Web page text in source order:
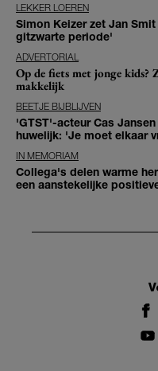
LEKKER LOEREN
Simon Keizer zet Jan
gitzwarte periode'
ADVERTORIAL
Op de fiets met jonge kids?
makkelijk
BEETJE BIJBLIJVEN
'GTST'-acteur Cas
huwelijk: 'Je moet elkaar
IN MEMORIAM
Collega's delen warme
een aanstekelijke